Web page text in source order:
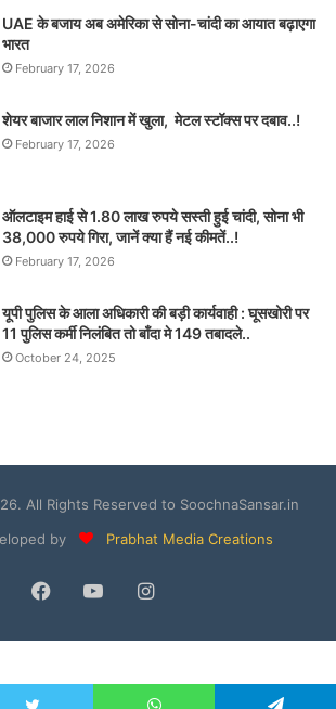
UAE के बजाय अब अमेरिका से सोना-चांदी का आयात बढ़ाएगा
भारत
February 17, 2026
शेयर बाजार लाल निशान में खुला, मेटल स्टॉक्स पर दबाव..!
February 17, 2026
ऑलटाइम हाई से 1.80 लाख रुपये सस्ती हुई चांदी, सोना भी
38,000 रुपये गिरा, जानें क्या हैं नई कीमतें..!
February 17, 2026
यूपी पुलिस के आला अधिकारी की बड़ी कार्यवाही : घूसखोरी पर
11 पुलिस कर्मी निलंबित तो बाँदा मे 149 तबादले..
October 24, 2025
All Rights Reserved to SoochnaSansar.in
by
Prabhat Media Creations
Facebook
YouTubeInstagram